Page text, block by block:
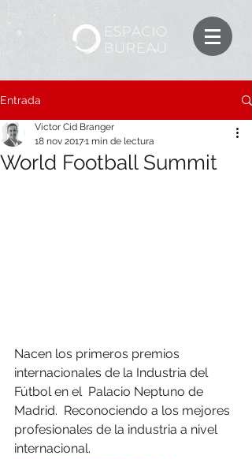
Entrada
World Football Summit
Victor Cid Branger
18 nov 20171 min de lectura
Nacen los primeros premios
internacionales de la Industria del
Fútbol en el  Palacio Neptuno de
Madrid.  Reconociendo a los mejores
profesionales de la industria a nivel
internacional.